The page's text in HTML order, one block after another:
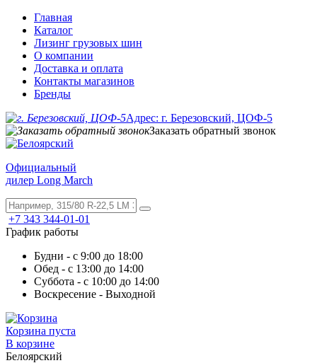
Главная
Каталог
Лизинг грузовых шин
О компании
Доставка и оплата
Контакты магазинов
Бренды
Адрес: г. Березовский, ЦОФ-5
Заказать обратный звонок
Официальный
дилер Long March
+7 343 344-01-01
График работы
Будни - с 9:00 до 18:00
Обед - с 13:00 до 14:00
Суббота - с 10:00 до 14:00
Воскресение - Выходной
Корзина пуста
В корзине
Белоярский